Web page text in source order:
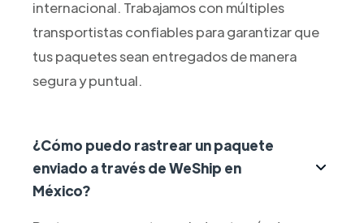
internacional. Trabajamos con múltiples
transportistas confiables para garantizar que
tus paquetes sean entregados de manera
segura y puntual.
¿Cómo puedo rastrear un paquete
enviado a través de WeShip en
México?